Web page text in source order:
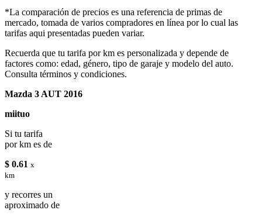
*La comparación de precios es una referencia de primas de
mercado, tomada de varios compradores en línea por lo cual las
tarifas aqui presentadas pueden variar.
Recuerda que tu tarifa por km es personalizada y depende de
factores como: edad, género, tipo de garaje y modelo del auto.
Consulta términos y condiciones.
Mazda 3 AUT 2016
miituo
Si tu tarifa
por km es de
$ 0.61 x
km
y recorres un
aproximado de